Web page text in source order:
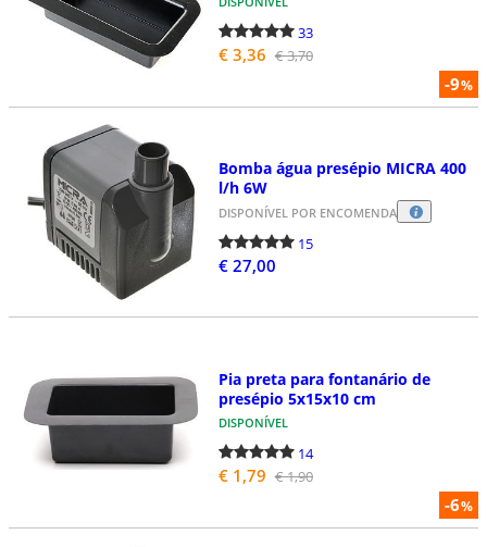
-9%
33
€ 3,36 € 3,70
Bomba água presépio MICRA 400
l/h 6W
DISPONÍVEL POR ENCOMENDA
15
€ 27,00
-6%
Pia preta para fontanário de
presépio 5x15x10 cm
DISPONÍVEL
14
€ 1,79 € 1,90